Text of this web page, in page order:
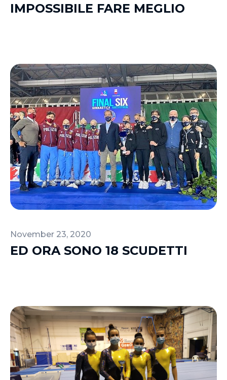
IMPOSSIBILE FARE MEGLIO
November 23, 2020
ED ORA SONO 18 SCUDETTI